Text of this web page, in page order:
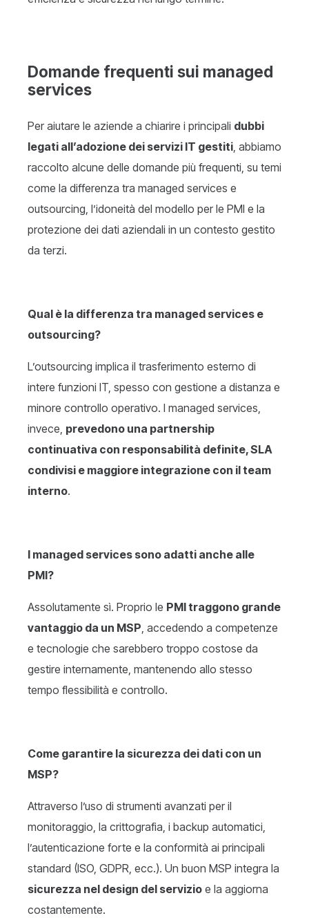
Domande frequenti sui managed
services
Per aiutare le aziende a chiarire i principali dubbi
legati all’adozione dei servizi IT gestiti, abbiamo
raccolto alcune delle domande più frequenti, su temi
come la differenza tra managed services e
outsourcing, l’idoneità del modello per le PMI e la
protezione dei dati aziendali in un contesto gestito
da terzi.
Qual è la differenza tra managed services e
outsourcing?
L’outsourcing implica il trasferimento esterno di
intere funzioni IT, spesso con gestione a distanza e
minore controllo operativo. I managed services,
invece, prevedono una partnership
continuativa con responsabilità definite, SLA
condivisi e maggiore integrazione con il team
interno.
I managed services sono adatti anche alle
PMI?
Assolutamente sì. Proprio le PMI traggono grande
vantaggio da un MSP, accedendo a competenze
e tecnologie che sarebbero troppo costose da
gestire internamente, mantenendo allo stesso
tempo flessibilità e controllo.
Come garantire la sicurezza dei dati con un
MSP?
Attraverso l’uso di strumenti avanzati per il
monitoraggio, la crittografia, i backup automatici,
l’autenticazione forte e la conformità ai principali
standard (ISO, GDPR, ecc.). Un buon MSP integra la
sicurezza nel design del servizio e la aggiorna
costantemente.